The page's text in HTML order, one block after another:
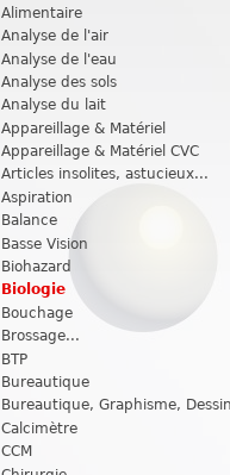
Alimentaire
Analyse de l'air
Analyse de l'eau
Analyse des sols
Analyse du lait
Appareillage & Matériel
Appareillage & Matériel CVC
Articles insolites, astucieux...
Aspiration
Balance
Basse Vision
Biohazard
Biologie
Bouchage
Brossage...
BTP
Bureautique
Bureautique, Graphisme, Dessin
Calcimètre
CCM